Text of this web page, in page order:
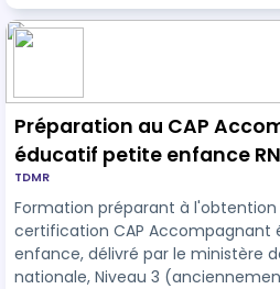
Préparation au CAP
éducatif petite enfance
TDMR
Formation préparant à l'obtention
certification CAP Accompagnant
enfance, délivré par le ministère
nationale, Niveau 3